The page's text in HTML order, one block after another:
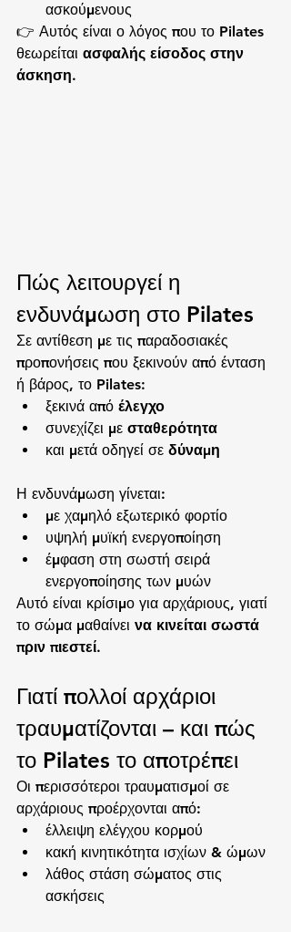
ασκούμενους
👉 Αυτός είναι ο λόγος που το Pilates
θεωρείται ασφαλής είσοδος στην
άσκηση.
Πώς λειτουργεί η
ενδυνάμωση στο Pilates
Σε αντίθεση με τις παραδοσιακές
προπονήσεις που ξεκινούν από ένταση
ή βάρος, το Pilates:
ξεκινά από έλεγχο
συνεχίζει με σταθερότητα
και μετά οδηγεί σε δύναμη
Η ενδυνάμωση γίνεται:
με χαμηλό εξωτερικό φορτίο
υψηλή μυϊκή ενεργοποίηση
έμφαση στη σωστή σειρά
ενεργοποίησης των μυών
Αυτό είναι κρίσιμο για αρχάριους, γιατί
το σώμα μαθαίνει να κινείται σωστά
πριν πιεστεί.
Γιατί πολλοί αρχάριοι
τραυματίζονται – και πώς
το Pilates το αποτρέπει
Οι περισσότεροι τραυματισμοί σε
αρχάριους προέρχονται από:
έλλειψη ελέγχου κορμού
κακή κινητικότητα ισχίων & ώμων
λάθος στάση σώματος στις
ασκήσεις